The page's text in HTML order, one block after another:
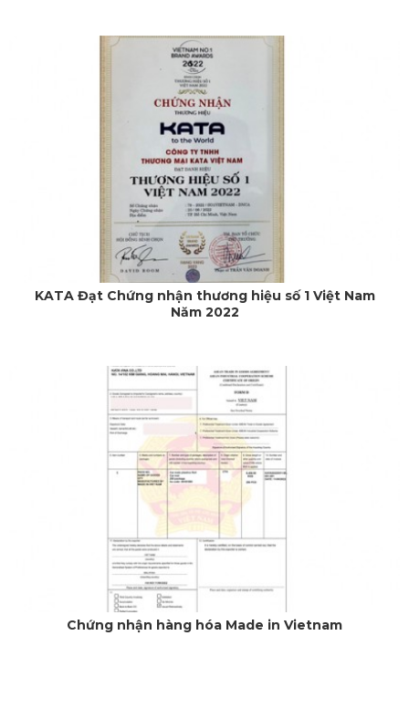
KATA Đạt Chứng nhận thương hiệu số 1 Việt Nam
Năm 2022
Chứng nhận hàng hóa Made in Vietnam